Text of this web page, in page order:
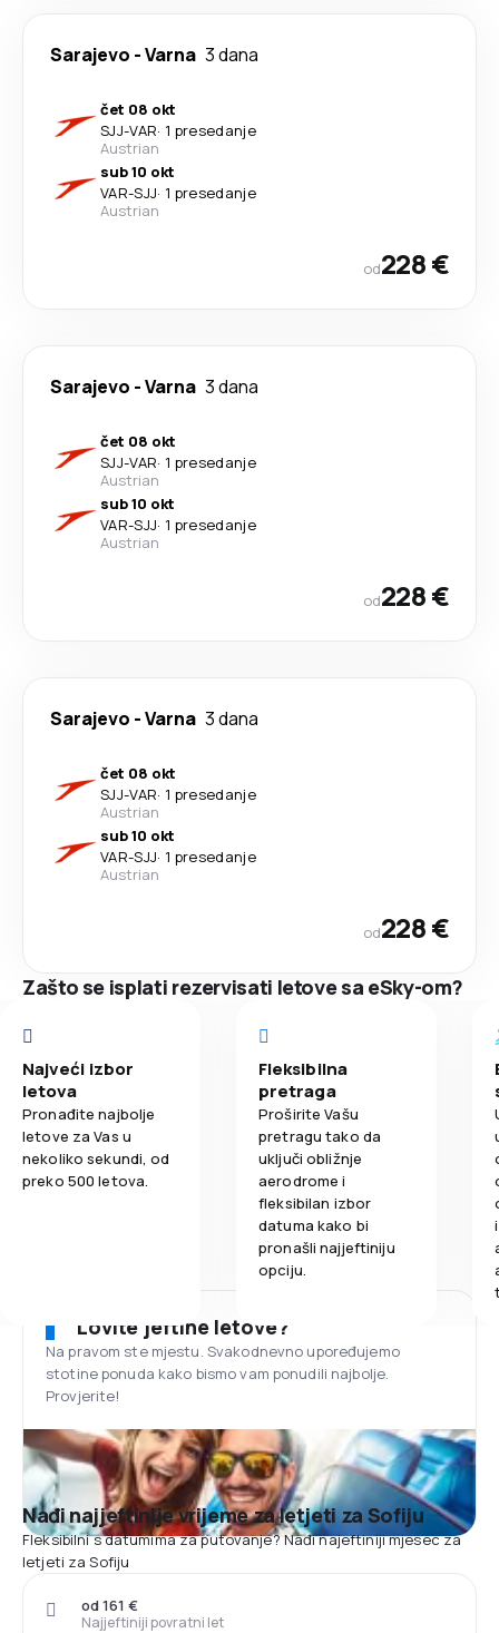
Sarajevo -Varna 3 dana
čet 08 okt
SJJ-VAR· 1 presedanje
Austrian
sub 10 okt
VAR-SJJ· 1 presedanje
Austrian
od228 €
Sarajevo -Varna 3 dana
čet 08 okt
SJJ-VAR· 1 presedanje
Austrian
sub 10 okt
VAR-SJJ· 1 presedanje
Austrian
od228 €
Sarajevo -Varna 3 dana
čet 08 okt
SJJ-VAR· 1 presedanje
Austrian
sub 10 okt
VAR-SJJ· 1 presedanje
Austrian
od228 €
Zašto se isplati rezervisati letove sa eSky-om?
Najveći izbor
letova
Pronađite najbolje
letove za Vas u
nekoliko sekundi, od
preko 500 letova.
Fleksibilna
pretraga
Proširite Vašu
pretragu tako da
uključi obližnje
aerodrome i
fleksibilan izbor
datuma kako bi
pronašli najjeftiniju
opciju.
Lovite jeftine letove?
Na pravom ste mjestu. Svakodnevno upoređujemo
stotine ponuda kako bismo vam ponudili najbolje.
Provjerite!
Nađi najjeftinije vrijeme za letjeti za Sofiju
Fleksibilni s datumima za putovanje? Nađi najeftiniji mjesec za
letjeti za Sofiju
Najjeftiniji povratni let
od 161 €